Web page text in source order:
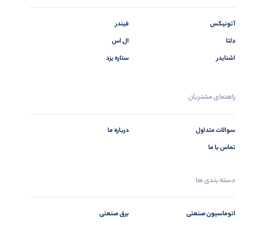
آتونیکس
دلتا
اشنایدر
فیندر
ال اس
ستاره یزد
راهنمای مشتریان
سوالات متداول
تماس با ما
درباره ما
دسته بندی ها
اتوماسیون صنعتی برق صنعتی